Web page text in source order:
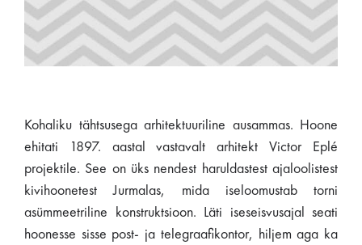
Kohaliku tähtsusega arhitektuuriline ausammas. Hoone
ehitati 1897. aastal vastavalt arhitekt Victor Eplé
projektile. See on üks nendest haruldastest ajaloolistest
kivihoonetest Jurmalas, mida iseloomustab torni
asümmeetriline konstruktsioon. Läti iseseisvusajal seati
hoonesse sisse post- ja telegraafikontor, hiljem aga ka